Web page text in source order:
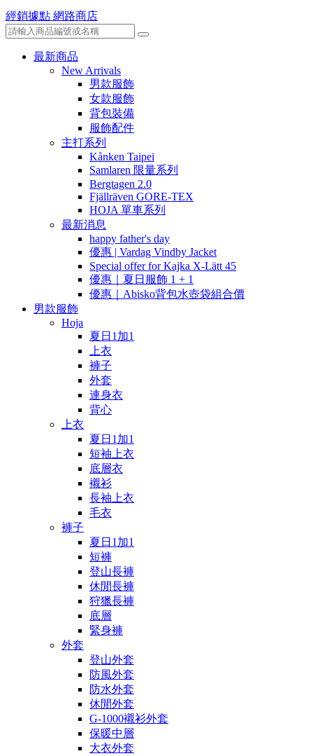
經銷據點 網路商店
最新商品
New Arrivals
男款服飾
女款服飾
背包裝備
服飾配件
主打系列
Kånken Taipei
Samlaren 限量系列
Bergtagen 2.0
Fjällräven GORE-TEX
HOJA 單車系列
最新消息
happy father's day
優惠 | Vardag Vindby Jacket
Special offer for Kajka X-Lätt 45
優惠｜夏日服飾 1 + 1
優惠｜Abisko背包水壺袋組合價
男款服飾
Hoja
夏日1加1
上衣
褲子
外套
連身衣
背心
上衣
夏日1加1
短袖上衣
底層衣
襯衫
長袖上衣
毛衣
褲子
夏日1加1
短褲
登山長褲
休閒長褲
狩獵長褲
底層
緊身褲
外套
登山外套
防風外套
防水外套
休閒外套
G-1000襯衫外套
保暖中層
大衣外套